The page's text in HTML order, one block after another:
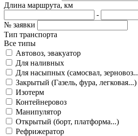
Длина маршрута, км
-
№ заявки
Тип транспорта
Все типы
Автовоз, эвакуатор
Для наливных
Для насыпных (самосвал,
Закрытый (Газель, фура, легковая...)
Изотерм
Контейнеровоз
Манипулятор
Открытый (борт, платформа...)
Рефрижератор